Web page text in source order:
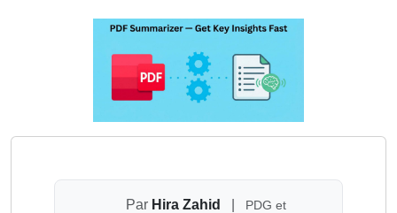
Par Hira Zahid
PDG et